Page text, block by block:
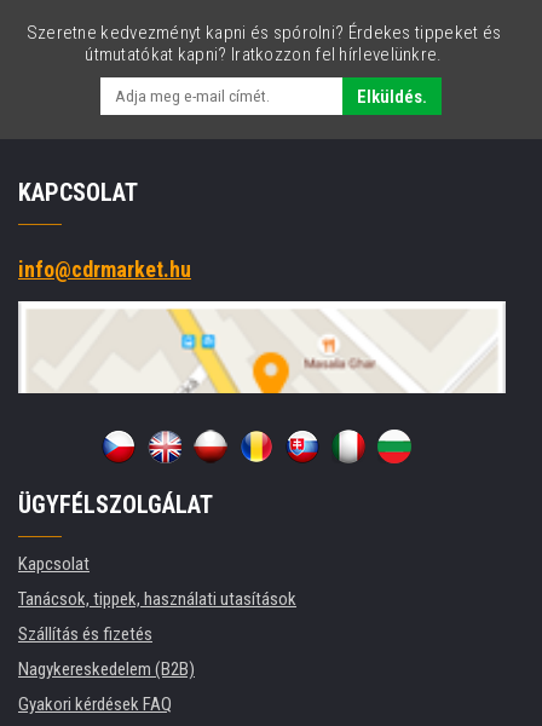
Szeretne kedvezményt kapni és spórolni? Érdekes tippeket és
útmutatókat kapni? Iratkozzon fel hírlevelünkre.
Elküldés.
KAPCSOLAT
info@cdrmarket.hu
ÜGYFÉLSZOLGÁLAT
Kapcsolat
Tanácsok, tippek, használati utasítások
Szállítás és fizetés
Nagykereskedelem (B2B)
Gyakori kérdések FAQ